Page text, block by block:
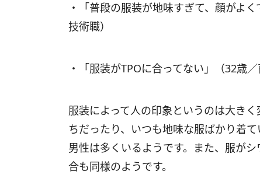
・「普段の服装が地味すぎて、顔がよ
技術職）
・「服装がTPOに合ってない」（32歳／
服装によって人の印象というのは大き
ちだったり、いつも地味な服ばかり着
男性は多くいるようです。また、服が
合も同様のようです。